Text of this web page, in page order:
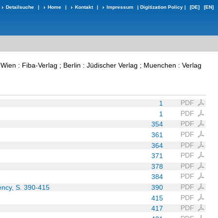
Detailsuche | Home | Kontakt | Impressum | Digitization Policy | [DE] [EN]
: Fiba-Verlag ; Berlin : Jüdischer Verlag ; Muenchen : Verlag
PDF
1
PDF
1
PDF
354
PDF
361
PDF
364
PDF
371
PDF
378
PDF
384
PDF
390
S. 390-415
PDF
415
PDF
417